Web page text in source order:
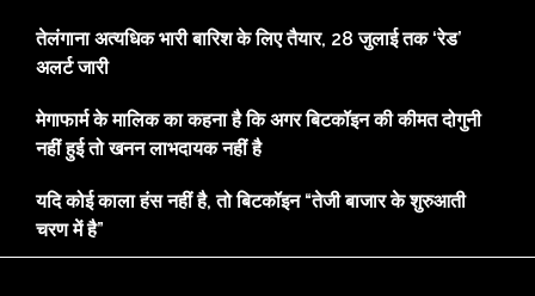
तेलंगाना अत्यधिक भारी बारिश के लिए तैयार, 28 जुलाई तक ‘रेड’
अलर्ट जारी
मेगाफार्म के मालिक का कहना है कि अगर बिटकॉइन की कीमत दोगुनी
नहीं हुई तो खनन लाभदायक नहीं है
यदि कोई काला हंस नहीं है, तो बिटकॉइन “तेजी बाजार के शुरुआती
चरण में है”